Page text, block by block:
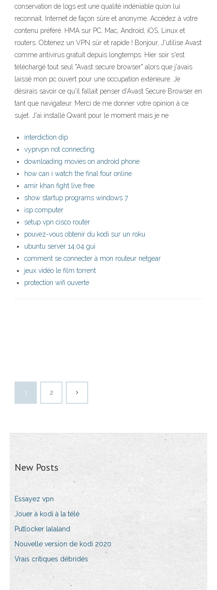
conservation de logs est une qualité indéniable qu’on lui
reconnait. Internet de façon sûre et anonyme. Accédez à votre
contenu préféré. HMA sur PC, Mac, Android, iOS, Linux et
routers. Obtenez un VPN sûr et rapide ! Bonjour, J'utilise Avast
comme antivirus gratuit depuis longtemps. Hier soir s'est
téléchargé tout seul "Avast secure browser" alors que j'avais
laissé mon pc ouvert pour une occupation extérieure. Je
désirais savoir ce qu'il fallait penser d'Avast Secure Browser en
tant que navigateur. Merci de me donner votre opinion à ce
sujet. J'ai installé Qwant pour le moment mais je ne
interdiction dip
vyprvpn not connecting
downloading movies on android phone
how can i watch the final four online
amir khan fight live free
show startup programs windows 7
isp computer
setup vpn cisco router
pouvez-vous obtenir du kodi sur un roku
ubuntu server 14.04 gui
comment se connecter à mon routeur netgear
jeux vidéo le film torrent
protection wifi ouverte
1 2
New Posts
Essayez vpn
Jouer à kodi à la télé
Putlocker lalaland
Nouvelle version de kodi 2020
Vrais critiques débridés